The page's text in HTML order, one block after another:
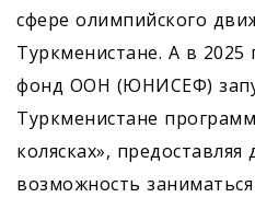
сфере олимпийского
Туркменистане. А в
фонд ООН (ЮНИСЕФ)
Туркменистане
колясках»,
возможность